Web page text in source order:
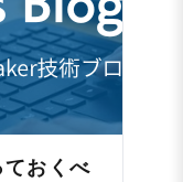
おくべ